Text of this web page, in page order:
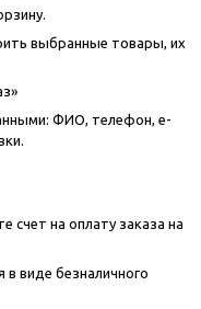
выбранные товары, их
ФИО, телефон, e-
счет на оплату заказа на
виде безналичного